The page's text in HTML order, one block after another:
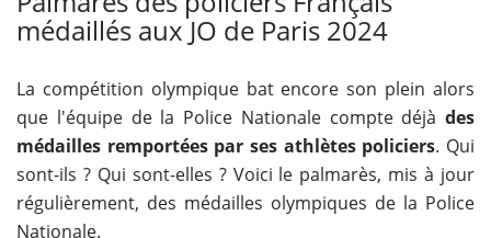
médaillés aux JO de Paris 2024
La compétition olympique bat encore son plein alors
que l'équipe de la Police Nationale compte déjà des
médailles remportées par ses athlètes policiers. Qui
sont-ils ? Qui sont-elles ? Voici le palmarès, mis à jour
régulièrement, des médailles olympiques de la Police
Nationale.